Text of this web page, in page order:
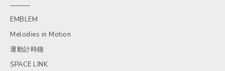
EMBLEM
Melodies in Motion
運動計時鐘
SPACE LINK